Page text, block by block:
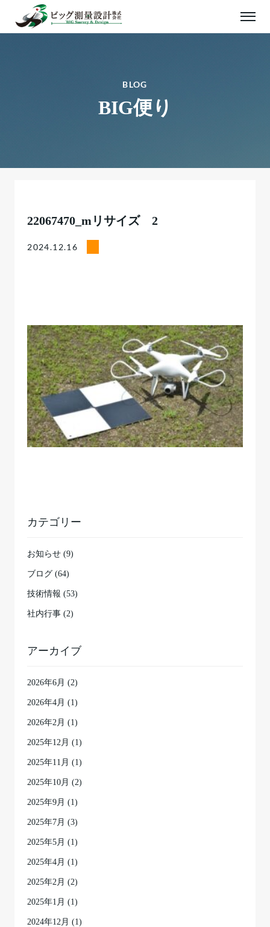
BLOG
BIG便り
22067470_mリサイズ 2
2024.12.16
カテゴリー
お知らせ (9)
ブログ (64)
技術情報 (53)
社内行事 (2)
アーカイブ
2026年6月 (2)
2026年4月 (1)
2026年2月 (1)
2025年12月 (1)
2025年11月 (1)
2025年10月 (2)
2025年9月 (1)
2025年7月 (3)
2025年5月 (1)
2025年4月 (1)
2025年2月 (2)
2025年1月 (1)
2024年12月 (1)